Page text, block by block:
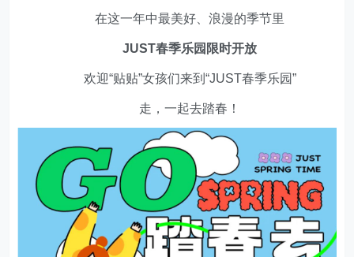
在这一年中最美好、浪漫的季节里
JUST春季乐园限时开放
欢迎“贴贴”女孩们来到“JUST春季乐园”
走，一起去踏春！